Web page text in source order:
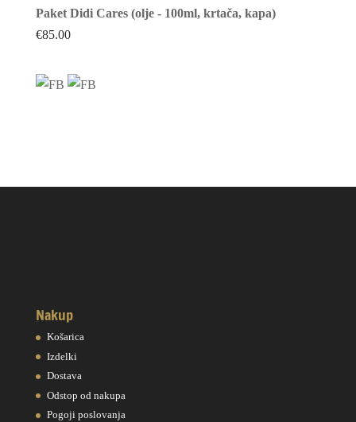
Paket Didi Cares (olje - 100ml, krtača, kapa)
€85.00
Nakup
Košarica
Izdelki
Dostava
Odstop od nakupa
Pogoji poslovanja